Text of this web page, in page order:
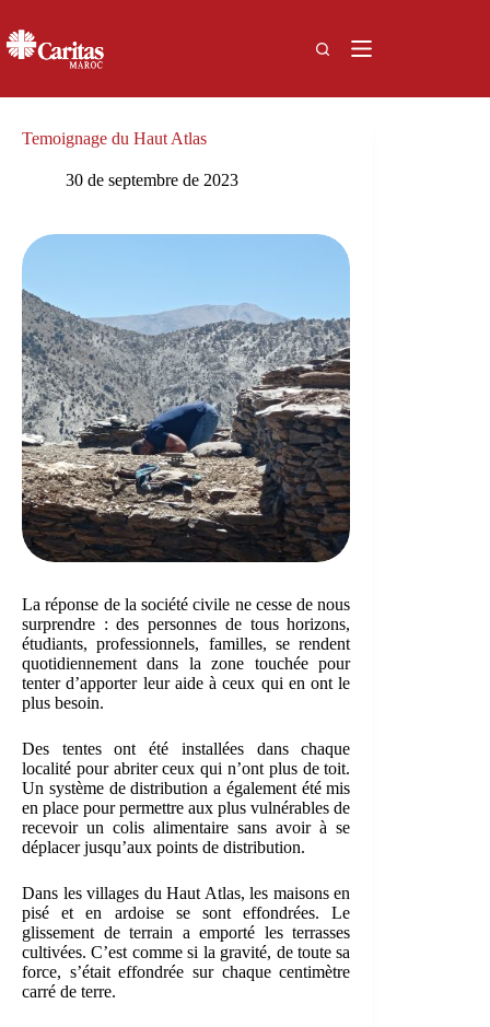
au
contenu
Temoignage du Haut Atlas
30 de septembre de 2023
La réponse de la société civile ne cesse de nous
surprendre : des personnes de tous horizons,
étudiants, professionnels, familles, se rendent
quotidiennement dans la zone touchée pour
tenter d’apporter leur aide à ceux qui en ont le
plus besoin.
Des tentes ont été installées dans chaque
localité pour abriter ceux qui n’ont plus de toit.
Un système de distribution a également été mis
en place pour permettre aux plus vulnérables de
recevoir un colis alimentaire sans avoir à se
déplacer jusqu’aux points de distribution.
Dans les villages du Haut Atlas, les maisons en
pisé et en ardoise se sont effondrées. Le
glissement de terrain a emporté les terrasses
cultivées. C’est comme si la gravité, de toute sa
force, s’était effondrée sur chaque centimètre
carré de terre.